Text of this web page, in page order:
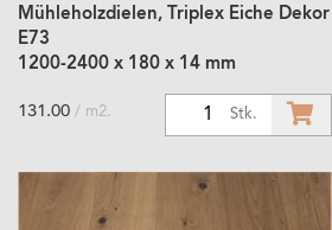
Mühleholzdielen, Triplex Eiche Dekor
E73
1200-2400 x 180 x 14 mm
Stk.
131.00 / m2.